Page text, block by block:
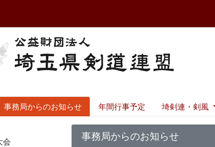
事務局からのお知らせ 年間行事予定 埼剣連・剣風
会
事務局からのお知らせ